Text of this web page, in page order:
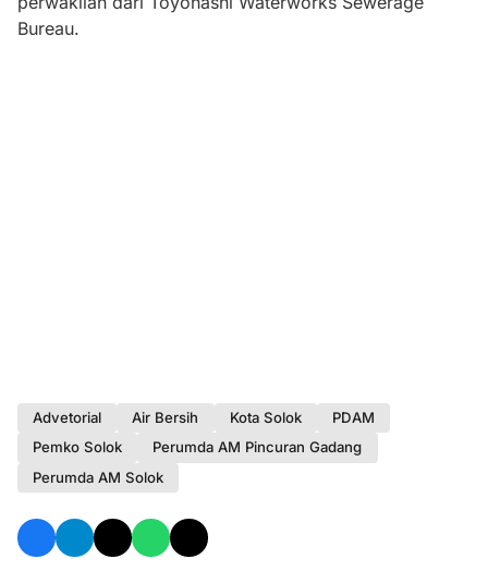
Bureau.
Advetorial Air Bersih Kota Solok
PDAM
Pemko Solok
Perumda AM Pincuran Gadang
Perumda AM Solok